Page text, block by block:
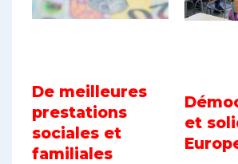
De meilleures
prestations
sociales et
familiales
et